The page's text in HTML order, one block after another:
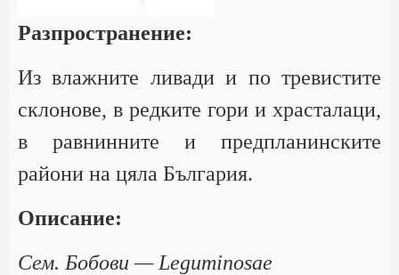
Разпространение:
Из влажните ливади и по тревистите
склонове, в редките гори и храсталаци,
в равнинните и предпланинските
райони на цяла България.
Описание:
Сем. Бобови — Leguminosae